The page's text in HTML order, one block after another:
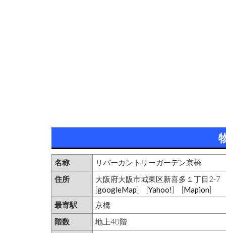
名称
リバーカントリーガーデン京橋
住所
大阪府大阪市城東区新喜多１丁目2-7
[googleMap] [Yahoo!] [Mapion]
最寄駅
京橋
階数
地上40階